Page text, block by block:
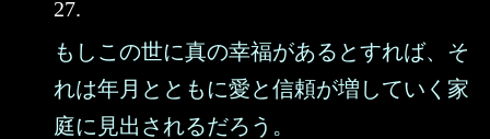
27.
もしこの世に真の幸福があるとすれば、そ
れは年月とともに愛と信頼が増していく家
庭に見出されるだろう。